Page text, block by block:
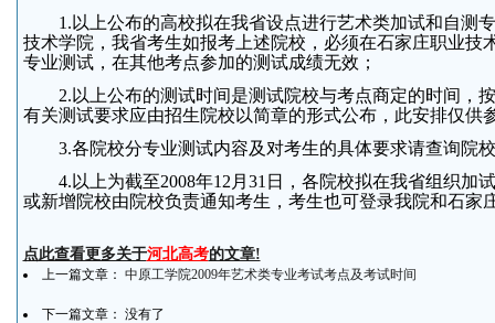
1.以上公布的高校拟在我省设点进行艺术类加试和自测
技术学院，我省考生如报考上述院校，必须在石家庄职业技
专业测试，在其他考点参加的测试成绩无效；
2.以上公布的测试时间是测试院校与考点商定的时间，
有关测试要求应由招生院校以简章的形式公布，此安排仅供
3.各院校分专业测试内容及对考生的具体要求请查询院
4.以上为截至2008年12月31日，各院校拟在我省组织加
或新增院校由院校负责通知考生，考生也可登录我院和石家
点此查看更多关于河北高考的文章!
上一篇文章： 中原工学院2009年艺术类专业考试考点及考试时间
下一篇文章： 没有了